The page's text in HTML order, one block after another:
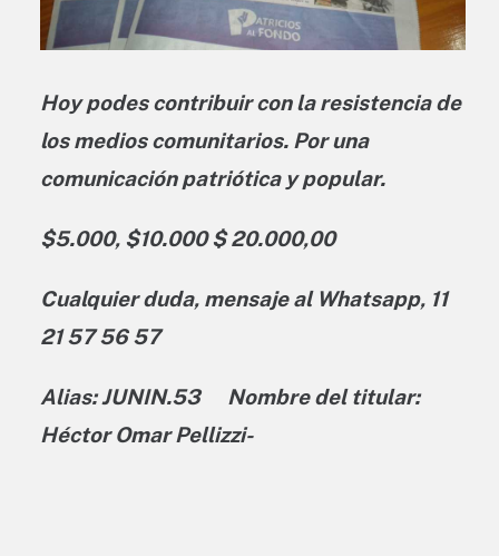
Hoy podes contribuir con la resistencia de
los medios comunitarios. Por una
comunicación patriótica y popular.
$5.000, $10.000 $ 20.000,00
Cualquier duda, mensaje al Whatsapp, 11
21 57 56 57
Alias: JUNIN.53 Nombre del titular:
Héctor Omar Pellizzi-